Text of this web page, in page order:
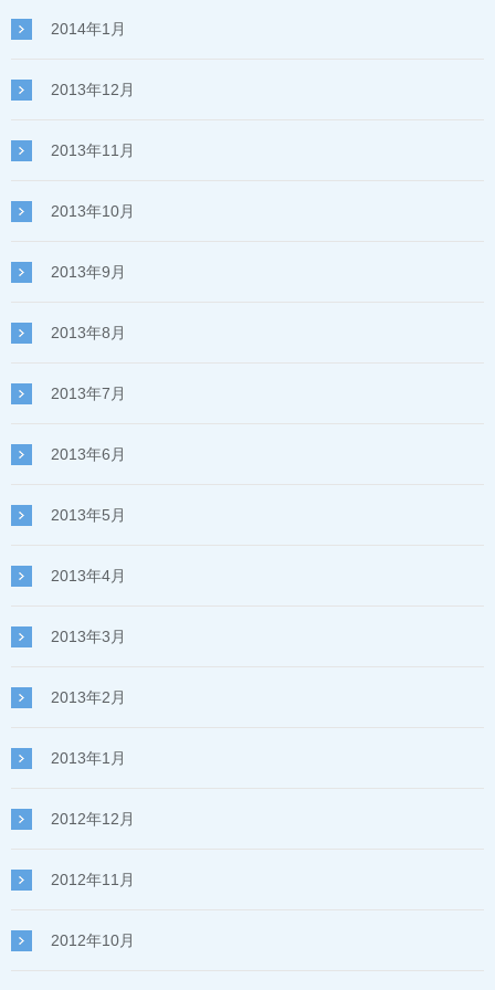
2014年1月
2013年12月
2013年11月
2013年10月
2013年9月
2013年8月
2013年7月
2013年6月
2013年5月
2013年4月
2013年3月
2013年2月
2013年1月
2012年12月
2012年11月
2012年10月